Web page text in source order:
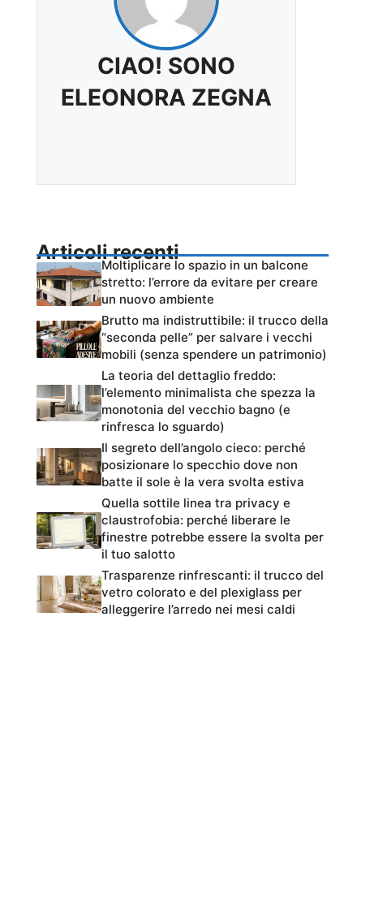
CIAO! SONO
ELEONORA ZEGNA
Articoli recenti
Moltiplicare lo spazio in un balcone
stretto: l’errore da evitare per creare
un nuovo ambiente
Brutto ma indistruttibile: il trucco della
“seconda pelle” per salvare i vecchi
mobili (senza spendere un patrimonio)
La teoria del dettaglio freddo:
l’elemento minimalista che spezza la
monotonia del vecchio bagno (e
rinfresca lo sguardo)
Il segreto dell’angolo cieco: perché
posizionare lo specchio dove non
batte il sole è la vera svolta estiva
Quella sottile linea tra privacy e
claustrofobia: perché liberare le
finestre potrebbe essere la svolta per
il tuo salotto
Trasparenze rinfrescanti: il trucco del
vetro colorato e del plexiglass per
alleggerire l’arredo nei mesi caldi